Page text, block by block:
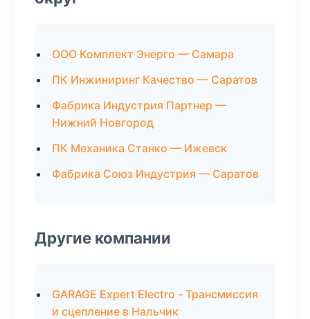
ООО Комплект Энерго — Самара
ПК Инжиниринг Качество — Саратов
Фабрика Индустрия Партнер —
Нижний Новгород
ПК Механика Станко — Ижевск
Фабрика Союз Индустрия — Саратов
Другие компании
GARAGE Expert Electro - Трансмиссия
и сцепление в Нальчик